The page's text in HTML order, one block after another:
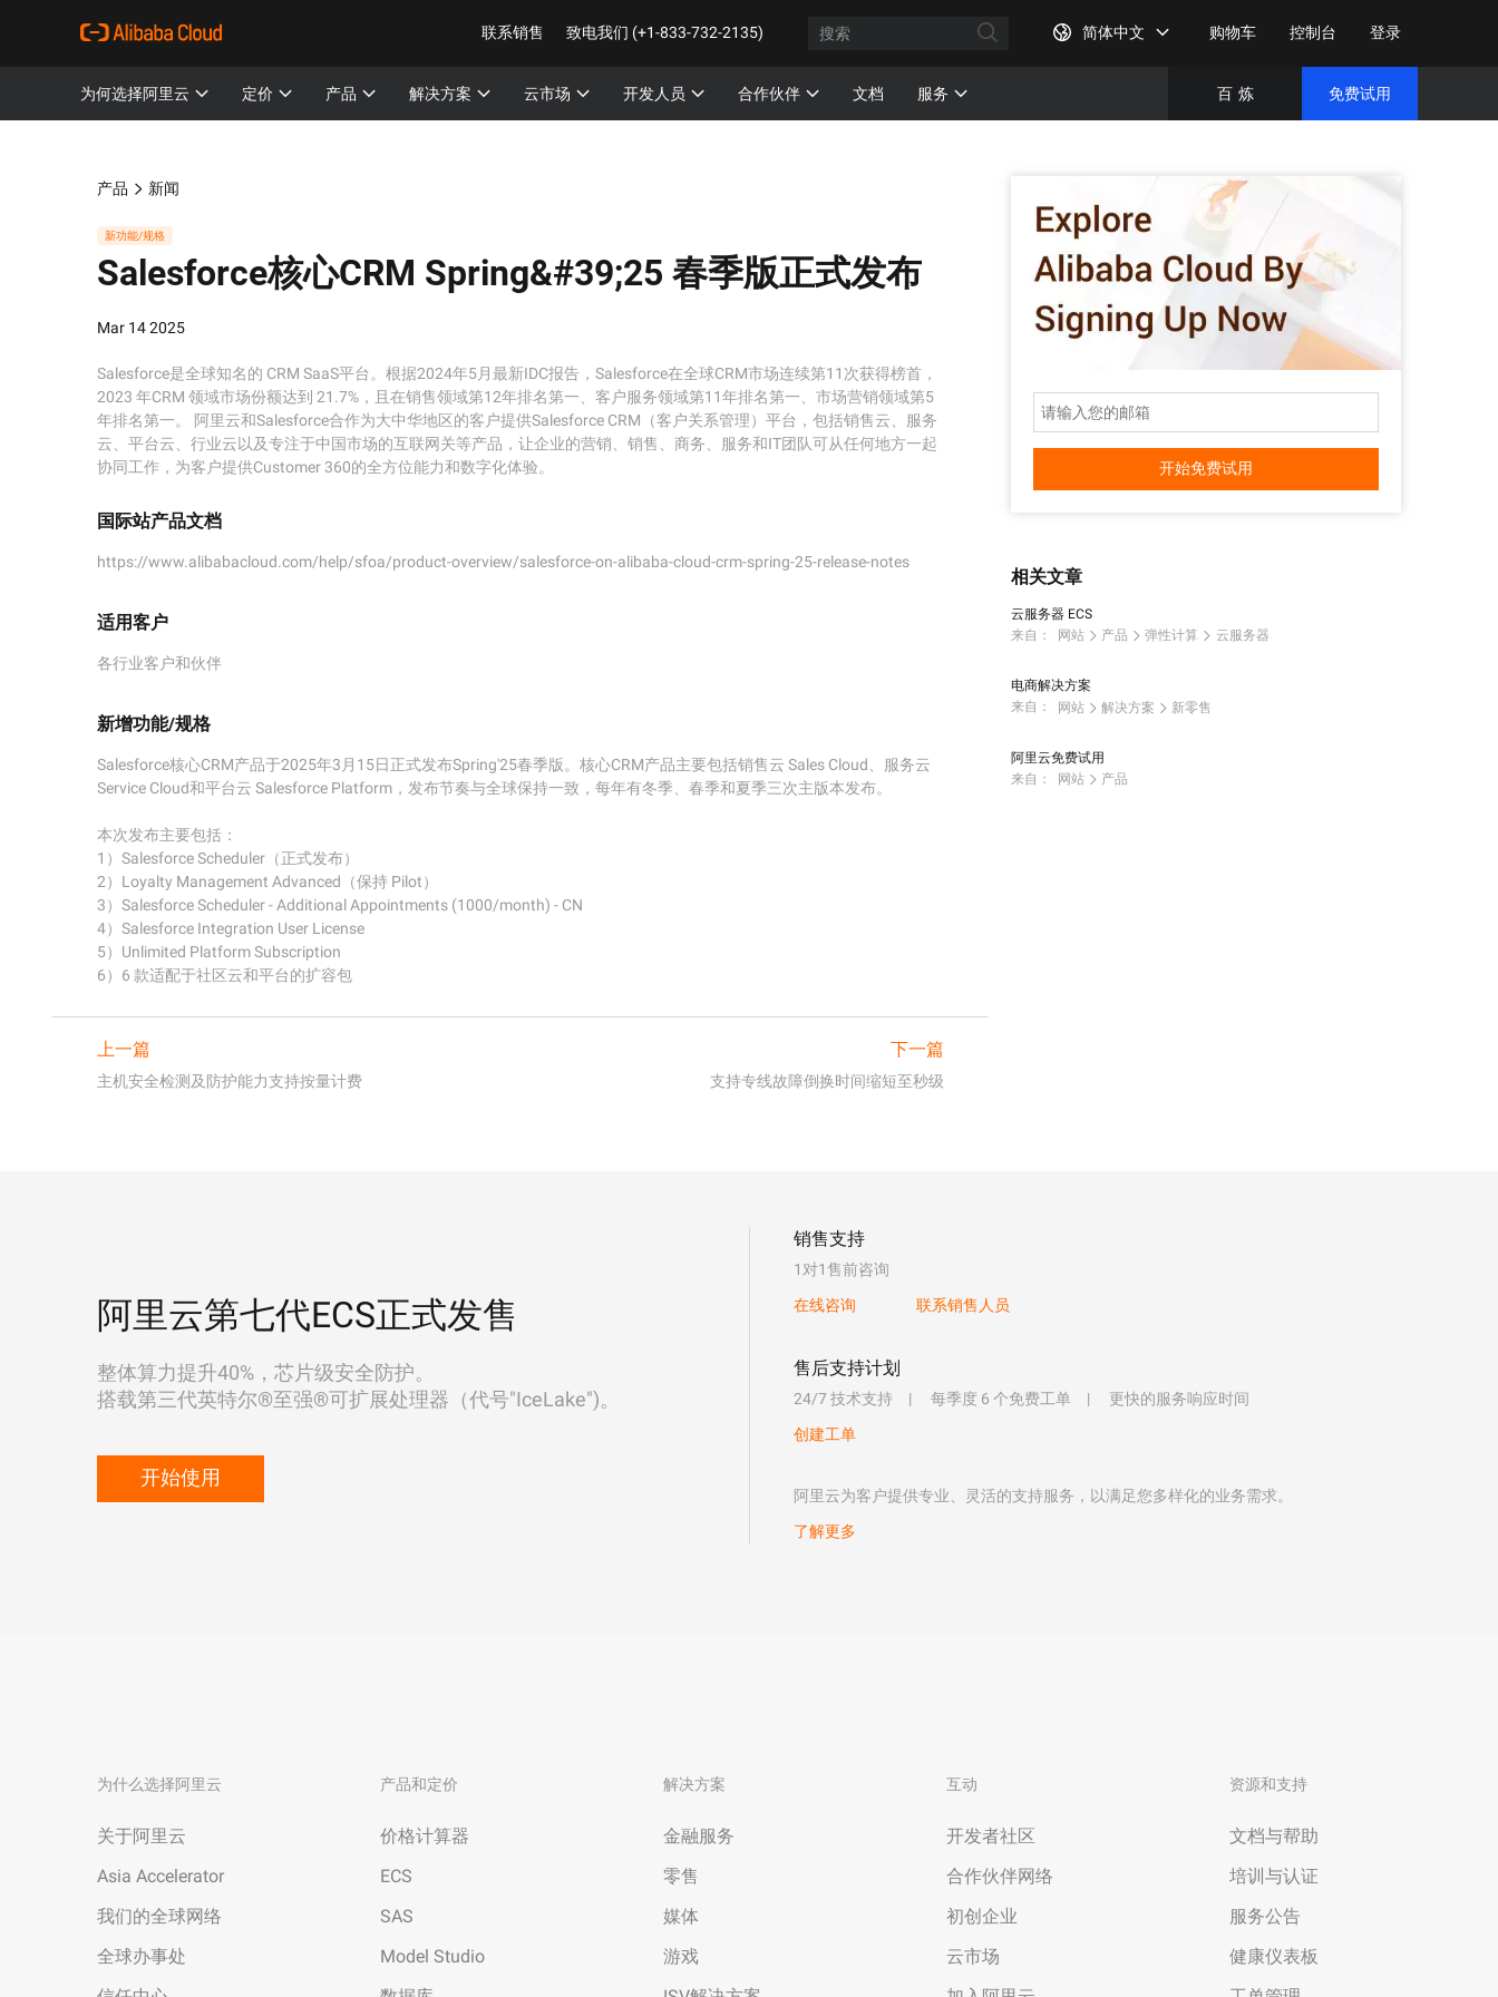
联系销售 致电我们 (+1-833-732-2135) 简体中文 购物车 控制台 登录
为何选择阿里云 定价 产品 解决方案 云市场 开发人员 合作伙伴 文档 服务 百 炼 免费试用
产品 新闻
新功能/规格
Salesforce核心CRM Spring&#39;25 春季版正式发布
Mar 14 2025
Salesforce是全球知名的 CRM SaaS平台。根据2024年5月最新IDC报告，Salesforce在全球CRM市场连续第11次获得榜首，
2023 年CRM 领域市场份额达到 21.7%，且在销售领域第12年排名第一、客户服务领域第11年排名第一、市场营销领域第5
年排名第一。 阿里云和Salesforce合作为大中华地区的客户提供Salesforce CRM（客户关系管理）平台，包括销售云、服务
云、平台云、行业云以及专注于中国市场的互联网关等产品，让企业的营销、销售、商务、服务和IT团队可从任何地方一起
协同工作，为客户提供Customer 360的全方位能力和数字化体验。
国际站产品文档
https://www.alibabacloud.com/help/sfoa/product-overview/salesforce-on-alibaba-cloud-crm-spring-25-release-notes
适用客户
各行业客户和伙伴
新增功能/规格
Salesforce核心CRM产品于2025年3月15日正式发布Spring'25春季版。核心CRM产品主要包括销售云 Sales Cloud、服务云
Service Cloud和平台云 Salesforce Platform，发布节奏与全球保持一致，每年有冬季、春季和夏季三次主版本发布。
本次发布主要包括：
1）Salesforce Scheduler（正式发布）
2）Loyalty Management Advanced（保持 Pilot）
3）Salesforce Scheduler - Additional Appointments (1000/month) - CN
4）Salesforce Integration User License
5）Unlimited Platform Subscription
6）6 款适配于社区云和平台的扩容包
上一篇
主机安全检测及防护能力支持按量计费
下一篇
支持专线故障倒换时间缩短至秒级
开始免费试用
相关文章
云服务器 ECS
来自：
网站 产品 弹性计算 云服务器
电商解决方案
来自：
网站 解决方案 新零售
阿里云免费试用
来自：
网站 产品
阿里云第七代ECS正式发售
整体算力提升40%，芯片级安全防护。
搭载第三代英特尔®至强®可扩展处理器（代号"IceLake")。
开始使用
销售支持
1对1售前咨询
在线咨询
联系销售人员
售后支持计划
24/7 技术支持 每季度 6 个免费工单
更快的服务响应时间
创建工单
阿里云为客户提供专业、灵活的支持服务，以满足您多样化的业务需求。
了解更多
为什么选择阿里云
关于阿里云
Asia Accelerator
我们的全球网络
全球办事处
产品和定价
价格计算器
ECS
SAS
Model Studio
解决方案
金融服务
零售
媒体
游戏
互动
开发者社区
合作伙伴网络
初创企业
云市场
资源和支持
文档与帮助
培训与认证
服务公告
健康仪表板